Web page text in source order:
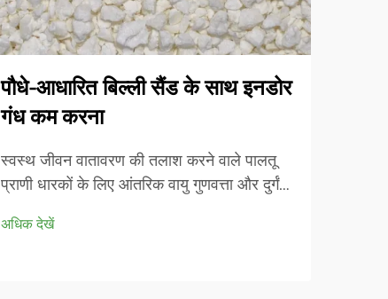
पौधे-आधारित बिल्ली सैंड के साथ इनडोर
गंध कम करना
स्वस्थ जीवन वातावरण की तलाश करने वाले पालतू
प्राणी धारकों के लिए आंतरिक वायु गुणवत्ता और दुर्गंध
मिट्टी-आधारित मूत्रालय अक्सर पर्याप्त दुर्गंध प्रबंधन
अधिक देखें